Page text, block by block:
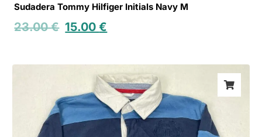
Sudadera Tommy Hilfiger Initials Navy M
23.00€ 15.00€